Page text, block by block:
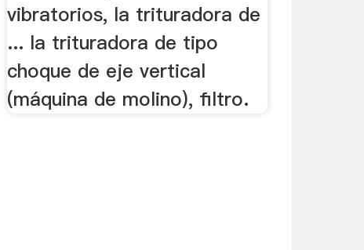
vibratorios, la trituradora de
... la trituradora de tipo
choque de eje vertical
(máquina de molino), filtro.